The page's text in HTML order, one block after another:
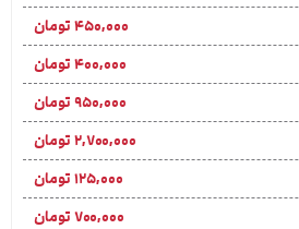
۴۵۰,۰۰۰ تومان
۴۰۰,۰۰۰ تومان
۹۵۰,۰۰۰ تومان
۲,۷۰۰,۰۰۰ تومان
۱۲۵,۰۰۰ تومان
۷۰۰,۰۰۰ تومان